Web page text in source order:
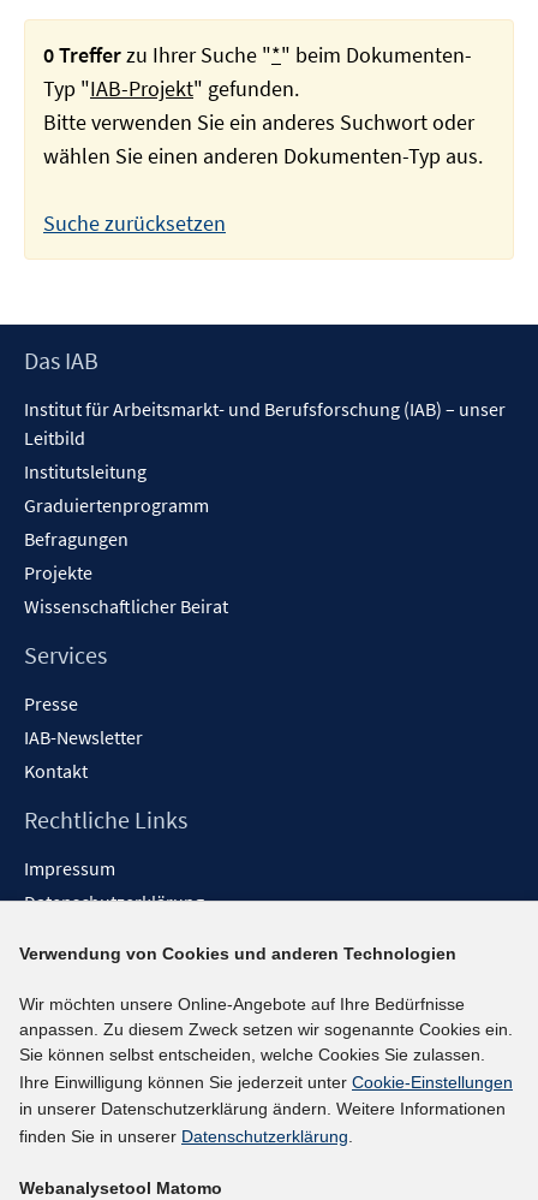
0 Trefferzu Ihrer Suche "*" beim Dokumenten-
Typ "IAB-Projekt" gefunden.
Bitte verwenden Sie ein anderes Suchwort oder
wählen Sie einen anderen Dokumenten-Typ aus.
Suche zurücksetzen
Footer
Das IAB
Institut für Arbeitsmarkt- und Berufsforschung (IAB) – unser
Leitbild
Institutsleitung
Graduiertenprogramm
Befragungen
Projekte
Wissenschaftlicher Beirat
Services
Presse
IAB-Newsletter
Kontakt
Rechtliche Links
Impressum
Datenschutzerklärung
Barrieren melden
Social-Media-Kanäle
BlueSky
YouTube
LinkedIn
Verwendung von Cookies und anderen Technologien
Wir möchten unsere Online-Angebote auf Ihre Bedürfnisse
anpassen. Zu diesem Zweck setzen wir sogenannte Cookies ein.
Sie können selbst entscheiden, welche Cookies Sie zulassen.
Ihre Einwilligung können Sie jederzeit unter Cookie-Einstellungen
in unserer Datenschutzerklärung ändern. Weitere Informationen
finden Sie in unserer Datenschutzerklärung.
Webanalysetool Matomo